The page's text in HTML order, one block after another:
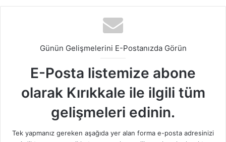
Günün Gelişmelerini E-Postanızda Görün
E-Posta listemize abone
olarak Kırıkkale ile ilgili tüm
gelişmeleri edinin.
Tek yapmanız gereken aşağıda yer alan forma e-posta adresinizi